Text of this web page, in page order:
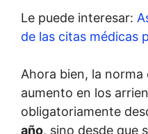
Le puede interesar:
de las citas médicas
Ahora bien, la norma
aumento en los
obligatoriamente
año, sino desde que